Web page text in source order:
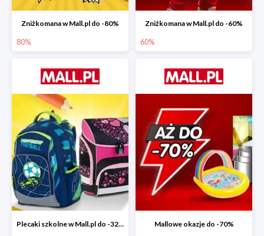
Zniżkomana w Mall.pl do -80%
80%
Zniżkomana w Mall.pl do -60%
60%
Plecaki szkolne w Mall.pl do -32% Mallowe okazje do -70%